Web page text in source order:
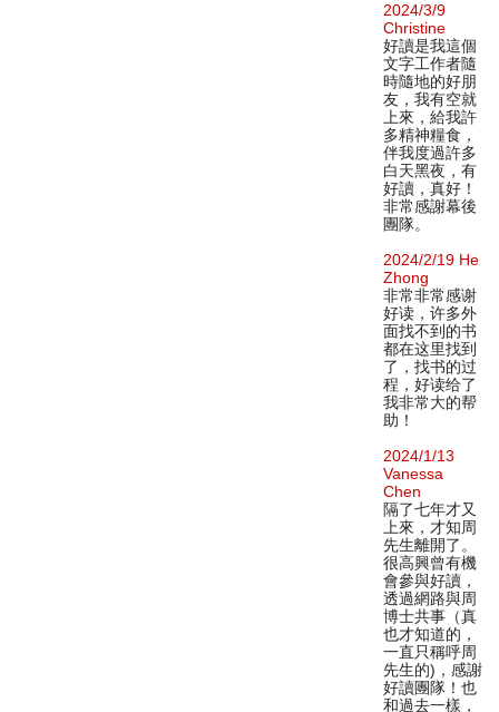
2024/3/9
Christine
好讀是我這個
文字工作者隨
時隨地的好朋
友，我有空就
上來，給我許
多精神糧食，
伴我度過許多
白天黑夜，有
好讀，真好！
非常感謝幕後
團隊。
2024/2/19 He
Zhong
非常非常感谢
好读，许多外
面找不到的书
都在这里找到
了，找书的过
程，好读给了
我非常大的帮
助！
2024/1/13
Vanessa
Chen
隔了七年才又
上來，才知周
先生離開了。
很高興曾有機
會參與好讀，
透過網路與周
博士共事（真
也才知道的，
一直只稱呼周
先生的)，感謝
好讀團隊！也
和過去一樣，